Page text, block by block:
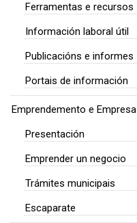
Ferramentas e recursos
Información laboral útil
Publicacións e informes
Portais de información
Emprendemento e Empresa
Presentación
Emprender un negocio
Trámites municipais
Escaparate